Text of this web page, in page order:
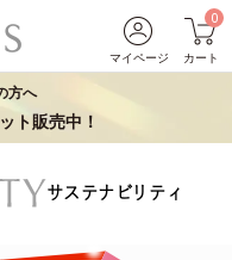
マイページ
0
カート
方へ
ト販売中！
サステナビリティ